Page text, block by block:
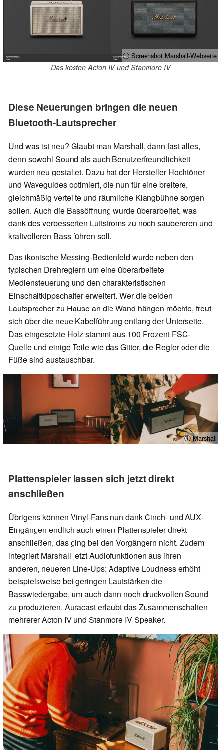
ⓘ Screenshot Marshall-Webseite
Das kosten Acton IV und Stanmore IV
Diese Neuerungen bringen die neuen
Bluetooth-Lautsprecher
Und was ist neu? Glaubt man Marshall, dann fast alles,
denn sowohl Sound als auch Benutzerfreundlichkeit
wurden neu gestaltet. Dazu hat der Hersteller Hochtöner
und Waveguides optimiert, die nun für eine breitere,
gleichmäßig verteilte und räumliche Klangbühne sorgen
sollen. Auch die Bassöffnung wurde überarbeitet, was
dank des verbesserten Luftstroms zu noch saubereren und
kraftvolleren Bass führen soll.
Das ikonische Messing-Bedienfeld wurde neben den
typischen Drehreglern um eine überarbeitete
Mediensteuerung und den charakteristischen
Einschaltkippschalter erweitert. Wer die beiden
Lautsprecher zu Hause an die Wand hängen möchte, freut
sich über die neue Kabelführung entlang der Unterseite.
Das eingesetzte Holz stammt aus 100 Prozent FSC-
Quelle und einige Teile wie das Gitter, die Regler oder die
Füße sind austauschbar.
ⓘ Marshall
Plattenspieler lassen sich jetzt direkt
anschließen
Übrigens können Vinyl-Fans nun dank Cinch- und AUX-
Eingängen endlich auch einen Plattenspieler direkt
anschließen, das ging bei den Vorgängern nicht. Zudem
integriert Marshall jetzt Audiofunktionen aus ihren
anderen, neueren Line-Ups: Adaptive Loudness erhöht
beispielsweise bei geringen Lautstärken die
Basswiedergabe, um auch dann noch druckvollen Sound
zu produzieren. Auracast erlaubt das Zusammenschalten
mehrerer Acton IV und Stanmore IV Speaker.